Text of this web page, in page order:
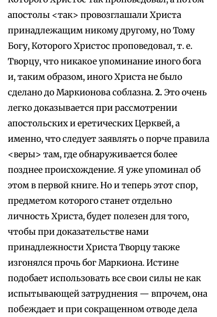
апостолы <так> провозглашали Христа
принадлежащим никому другому, но Тому
Богу, Которого Христос проповедовал, т. е.
Творцу, что никакое упоминание иного бога
и, таким образом, иного Христа не было
сделано до Маркионова соблазна.2. Это очень
легко доказывается при рассмотрении
апостольских и еретических Церквей, а
именно, что следует заявлять о порче правила
<веры> там, где обнаруживается более
позднее происхождение. Я уже упоминал об
этом в первой книге. Но и теперь этот спор,
предметом которого станет отдельно
личность Христа, будет полезен для того,
чтобы при доказательстве нами
принадлежности Христа Творцу также
изгонялся прочь бог Маркиона. Истине
подобает использовать все свои силы не как
испытывающей затруднения — впрочем, она
побеждает и при сокращенном отводе дела